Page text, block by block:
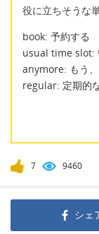
役に立ちそうな
book: 予約する
usual time slot:
anymore: もう
regular: 定期的
7 9460
シェ